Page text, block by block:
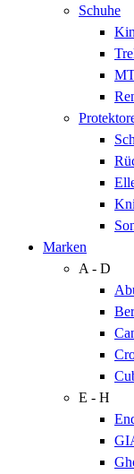
Schuhe
Marken
A - D
E - H